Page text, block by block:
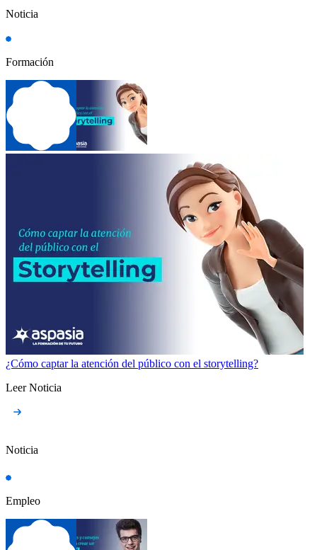
Noticia
Formación
¿Cómo captar la atención del público con el storytelling?
Leer Noticia
Noticia
Empleo